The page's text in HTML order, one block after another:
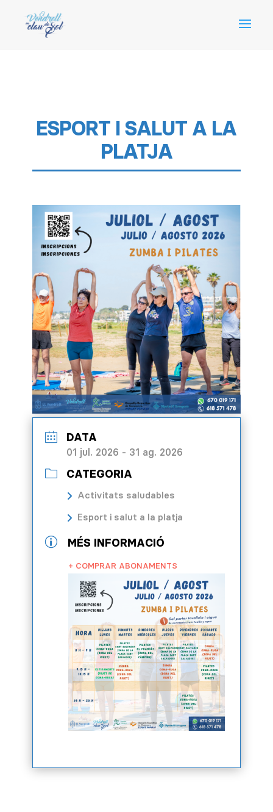
ESPORT I SALUT A LA
PLATJA
DATA
01 jul. 2026 - 31 ag. 2026
CATEGORIA
Activitats saludables
Esport i salut a la platja
p MÉS INFORMACIÓ
COMPRAR ABONAMENTS